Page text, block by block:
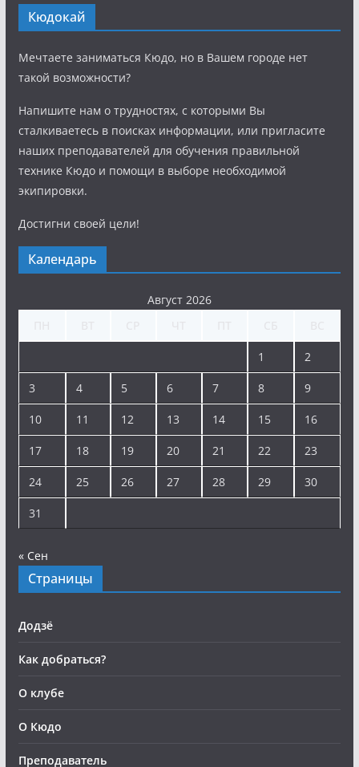
Кюдокай
Мечтаете заниматься Кюдо, но в Вашем городе нет
такой возможности?
Напишите нам о трудностях, с которыми Вы
сталкиваетесь в поисках информации, или пригласите
наших преподавателей для обучения правильной
технике Кюдо и помощи в выборе необходимой
экипировки.
Достигни своей цели!
Календарь
Август 2026
1 2
3 4 5 6 7 8 9
10 11 12 13 14 15 16
17 18 19 20 21 22 23
24 25 26 27 28 29 30
31
« Сен
Страницы
Додзё
Как добраться?
О клубе
О Кюдо
Преподаватель